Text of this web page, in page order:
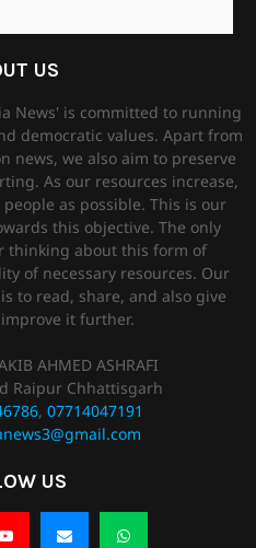
US
News' is committed to running
democratic values. Apart from
news, we also aim to preserve
As our resources increase,
as possible. This is our
this objective. The only
thinking about this form of
of necessary resources. Our
to read, share, and also give
it further.
AHMED ASHRAFI
Raipur Chhattisgarh
, 07714047191
US